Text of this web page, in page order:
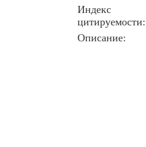
Индекс
цитируемости:
Описание: